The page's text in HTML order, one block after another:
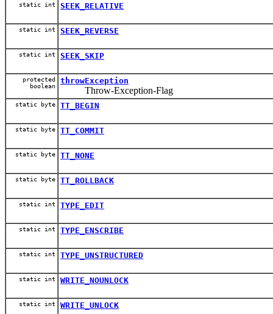
static int SEEK_RELATIVE
static int SEEK_REVERSE
static int SEEK_SKIP
protected
boolean
throwException
Throw-Exception-Flag
static byte TT_BEGIN
static byte TT_COMMIT
static byte TT_NONE
static byte TT_ROLLBACK
static int TYPE_EDIT
static int TYPE_ENSCRIBE
static int TYPE_UNSTRUCTURED
static int WRITE_NOUNLOCK
static int WRITE_UNLOCK